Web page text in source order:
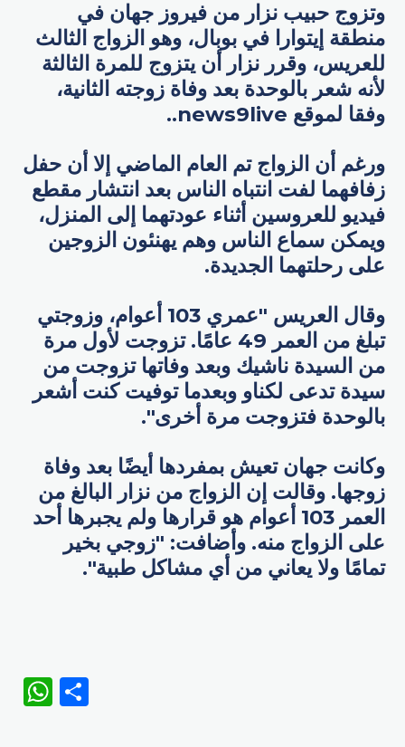
وتزوج حبيب نزار من فيروز جهان في
منطقة إيتوارا في بوبال، وهو الزواج الثالث
للعريس، وقرر نزار أن يتزوج للمرة الثالثة
لأنه شعر بالوحدة بعد وفاة زوجته الثانية،
وفقا لموقع news9live..
ورغم أن الزواج تم العام الماضي إلا أن حفل
زفافهما لفت انتباه الناس بعد انتشار مقطع
فيديو للعروسين أثناء عودتهما إلى المنزل،
ويمكن سماع الناس وهم يهنئون الزوجين
على رحلتهما الجديدة.
وقال العريس "عمري 103 أعوام، وزوجتي
تبلغ من العمر 49 عامًا. تزوجت لأول مرة
من السيدة ناشيك وبعد وفاتها تزوجت من
سيدة تدعى لكناو وبعدما توفيت كنت أشعر
بالوحدة فتزوجت مرة أخرى".
وكانت جهان تعيش بمفردها أيضًا بعد وفاة
زوجها. وقالت إن الزواج من نزار البالغ من
العمر 103 أعوام هو قرارها ولم يجبرها أحد
على الزواج منه. وأضافت: "زوجي بخير
تمامًا ولا يعاني من أي مشاكل طبية".
WhatsApp